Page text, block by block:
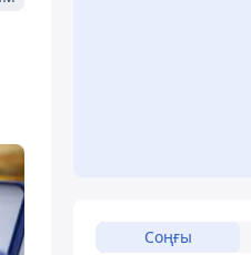
Соңғы